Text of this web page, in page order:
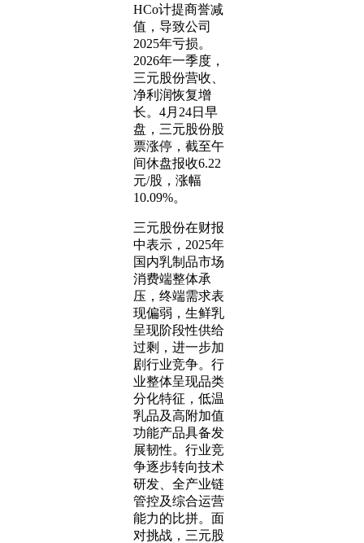
HCo计提商誉减
值，导致公司
2025年亏损。
2026年一季度，
三元股份营收、
净利润恢复增
长。4月24日早
盘，三元股份股
票涨停，截至午
间休盘报收6.22
元/股，涨幅
10.09%。
三元股份在财报
中表示，2025年
国内乳制品市场
消费端整体承
压，终端需求表
现偏弱，生鲜乳
呈现阶段性供给
过剩，进一步加
剧行业竞争。行
业整体呈现品类
分化特征，低温
乳品及高附加值
功能产品具备发
展韧性。行业竞
争逐步转向技术
研发、全产业链
管控及综合运营
能力的比拼。面
对挑战，三元股